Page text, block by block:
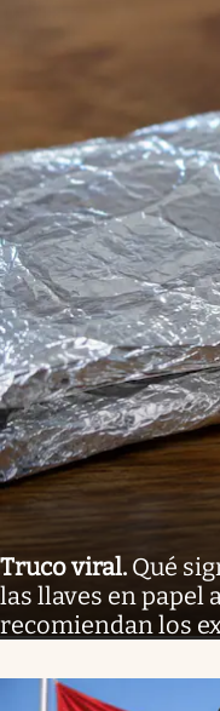
Truco viral. Qué
las llaves en papel
recomiendan los